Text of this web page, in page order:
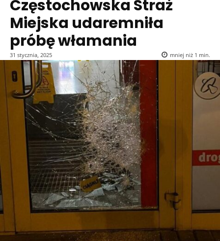
Częstochowska Straż
Miejska udaremniła
próbę włamania
31 stycznia, 2025 mniej niż 1 min.